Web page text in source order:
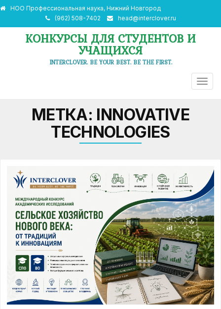
НОО Профессиональная наука, Нижний Новгород
(962) 508-7402
head@interclover.ru
КОНКУРСЫ ДЛЯ СТУДЕНТОВ И
УЧАЩИХСЯ
INTERCLOVER. BE YOUR BEST. BE THE FIRST.
МЕТКА: INNOVATIVE
TECHNOLOGIES